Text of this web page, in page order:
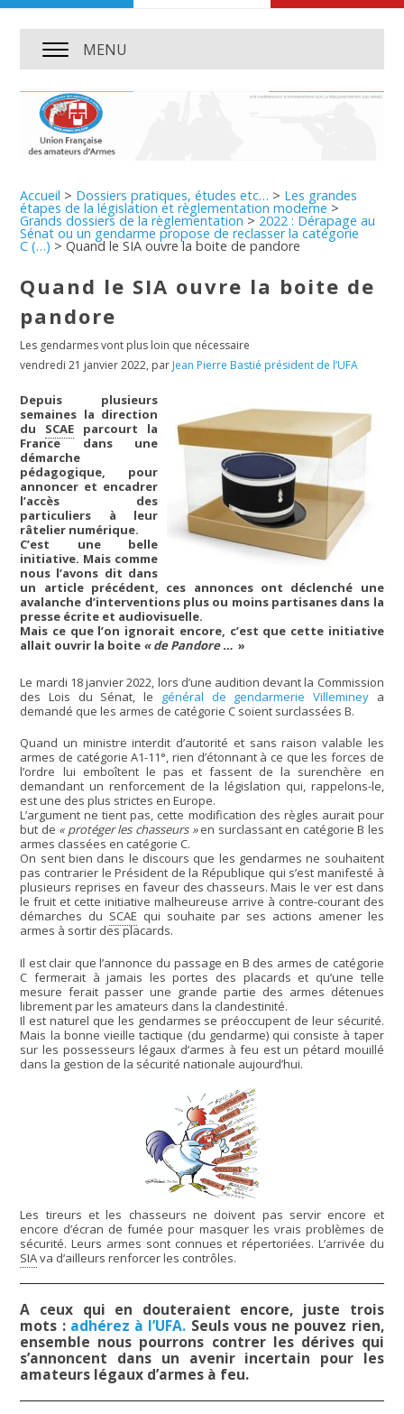
MENU
Accueil > Dossiers pratiques, études etc… > Les grandes
étapes de la législation et règlementation moderne >
Grands dossiers de la règlementation > 2022 : Dérapage au
Sénat ou un gendarme propose de reclasser la catégorie
C (…) >Quand le SIA ouvre la boite de pandore
Quand le SIA ouvre la boite de
pandore
Les gendarmes vont plus loin que nécessaire
vendredi 21 janvier 2022, par Jean Pierre Bastié président de l’UFA
Depuis plusieurs
semaines la direction
du SCAE parcourt la
France dans une
démarche
pédagogique, pour
annoncer et encadrer
l’accès des
particuliers à leur
râtelier numérique.
C’est une belle
initiative. Mais comme
nous l’avons dit dans
un article précédent, ces annonces ont déclenché une
avalanche d’interventions plus ou moins partisanes dans la
presse écrite et audiovisuelle.
Mais ce que l’on ignorait encore, c’est que cette initiative
allait ouvrir la boite « de Pandore … »
Le mardi 18 janvier 2022, lors d’une audition devant la Commission
des Lois du Sénat, le général de gendarmerie Villemineya
demandé que les armes de catégorie C soient surclassées B.
Quand un ministre interdit d’autorité et sans raison valable les
armes de catégorie A1-11°, rien d’étonnant à ce que les forces de
l’ordre lui emboîtent le pas et fassent de la surenchère en
demandant un renforcement de la législation qui, rappelons-le,
est une des plus strictes en Europe.
L’argument ne tient pas, cette modification des règles aurait pour
but de « protéger les chasseurs »en surclassant en catégorie B les
armes classées en catégorie C.
On sent bien dans le discours que les gendarmes ne souhaitent
pas contrarier le Président de la République qui s’est manifesté à
plusieurs reprises en faveur des chasseurs. Mais le ver est dans
le fruit et cette initiative malheureuse arrive à contre-courant des
démarches du SCAE qui souhaite par ses actions amener les
armes à sortir des placards.
Il est clair que l’annonce du passage en B des armes de catégorie
C fermerait à jamais les portes des placards et qu’une telle
mesure ferait passer une grande partie des armes détenues
librement par les amateurs dans la clandestinité.
Il est naturel que les gendarmes se préoccupent de leur sécurité.
Mais la bonne vieille tactique (du gendarme) qui consiste à taper
sur les possesseurs légaux d’armes à feu est un pétard mouillé
dans la gestion de la sécurité nationale aujourd’hui.
Les tireurs et les chasseurs ne doivent pas servir encore et
encore d’écran de fumée pour masquer les vrais problèmes de
sécurité. Leurs armes sont connues et répertoriées. L’arrivée du
SIAva d’ailleurs renforcer les contrôles.
A ceux qui en douteraient encore, juste trois
mots : adhérez à l’UFA. Seuls vous ne pouvez rien,
ensemble nous pourrons contrer les dérives qui
s’annoncent dans un avenir incertain pour les
amateurs légaux d’armes à feu.